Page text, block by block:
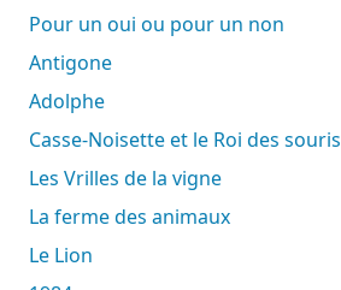
Pour un oui ou pour un non
Antigone
Adolphe
Casse-Noisette et le Roi des souris
Les Vrilles de la vigne
La ferme des animaux
Le Lion